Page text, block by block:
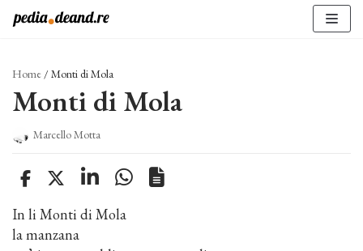
Vai
Home / Monti di Mola
Monti di Mola
Marcello Motta
In li Monti di Mola
la manzana